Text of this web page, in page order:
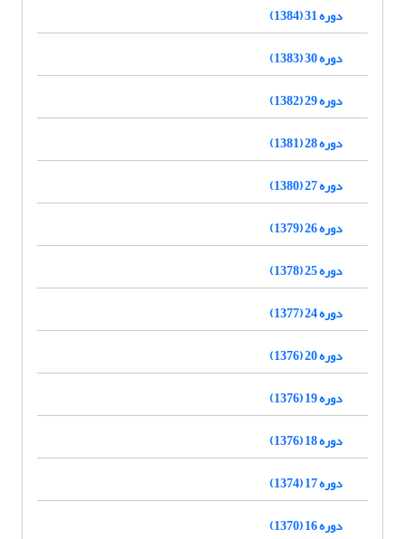
دوره 31 (1384)
دوره 30 (1383)
دوره 29 (1382)
دوره 28 (1381)
دوره 27 (1380)
دوره 26 (1379)
دوره 25 (1378)
دوره 24 (1377)
دوره 20 (1376)
دوره 19 (1376)
دوره 18 (1376)
دوره 17 (1374)
دوره 16 (1370)